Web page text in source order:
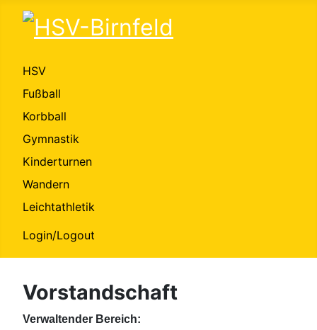
HSV
Fußball
Korbball
Gymnastik
Kinderturnen
Wandern
Leichtathletik
Login/Logout
Vorstandschaft
Verwaltender Bereich: